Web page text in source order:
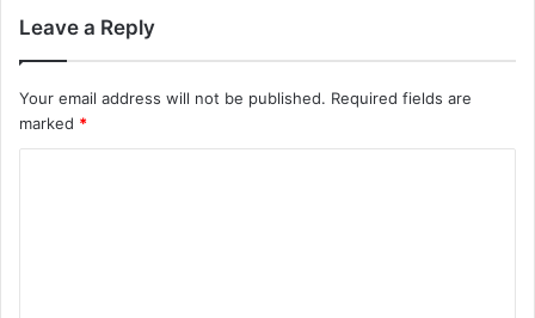
Leave a Reply
Your email address will not be published. Required fields are
marked *